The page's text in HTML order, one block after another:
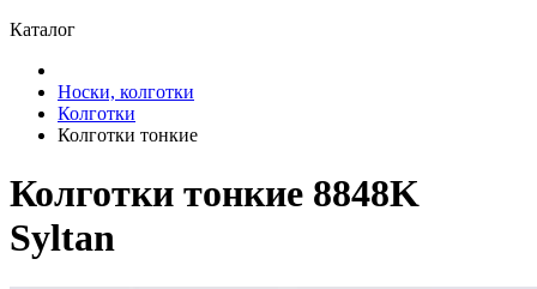
Каталог
Носки, колготки
Колготки
Колготки тонкие
Колготки тонкие 8848K
Syltan